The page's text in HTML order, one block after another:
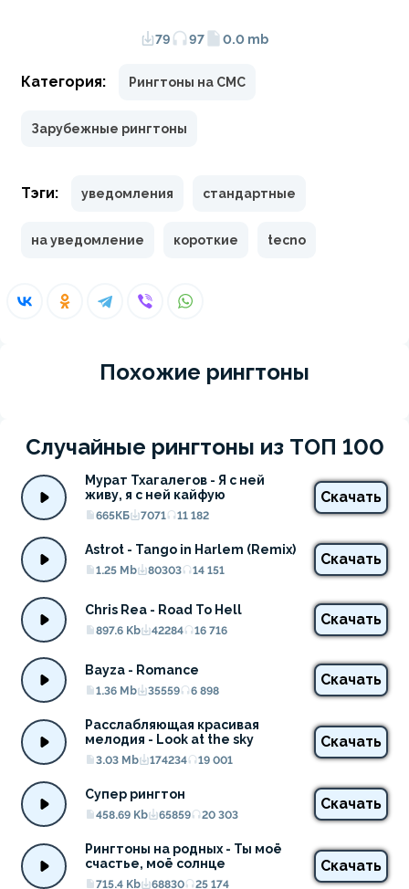
79 97 0.0 mb
Категория: Рингтоны на СМС
Зарубежные рингтоны
Тэги: уведомления стандартные
на уведомление короткие tecno
Похожие рингтоны
Случайные рингтоны из ТОП 100
Мурат Тхагалегов - Я с ней
живу, я с ней кайфую
665КБ 7071 11 182
Скачать
Astrot - Tango in Harlem (Remix)
1.25 Mb 80303 14 151
Скачать
Chris Rea - Road To Hell
897.6 Kb 42284 16 716
Скачать
Bayza - Romance
1.36 Mb 35559 6 898
Скачать
Расслабляющая красивая
мелодия - Look at the sky
3.03 Mb 174234 19 001
Скачать
Супер рингтон
458.69 Kb 65859 20 303
Скачать
Рингтоны на родных - Ты моё
счастье, моё солнце
715.4 Kb 68830 25 174
Скачать